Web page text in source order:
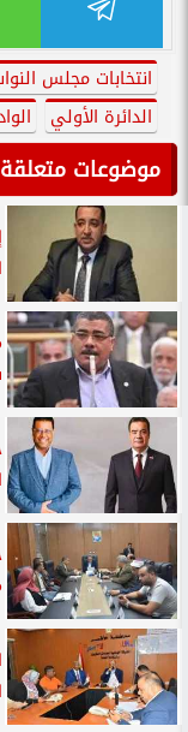
انتخابات مجلس
الدائرة الأولي
موضوعات متعلقة